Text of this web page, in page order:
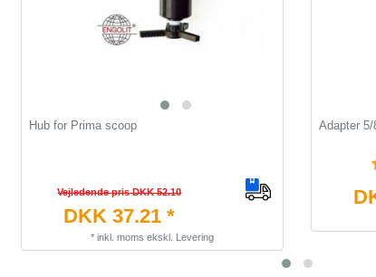
Hub for Prima scoop
Vejledende pris DKK 52.10
DKK 37.21 *
* inkl. moms ekskl. Levering
Adapter